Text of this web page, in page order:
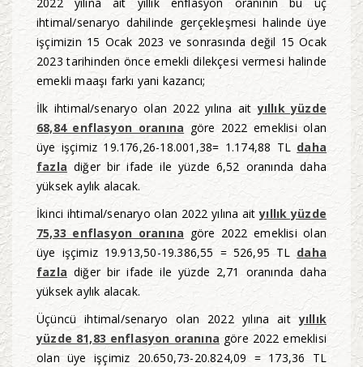
ihtimal/senaryo dahilinde gerçekleşmesi halinde üye
işçimizin 15 Ocak 2023 ve sonrasında değil 15 Ocak
2023 tarihinden önce emekli dilekçesi vermesi halinde
emekli maaşı farkı yani kazancı;
İlk ihtimal/senaryo olan 2022 yılına aityıllık yüzde
68,84 enflasyon oranına göre 2022 emeklisi olan
üye işçimiz 19.176,26-18.001,38= 1.174,88 TL daha
fazla diğer bir ifade ile yüzde 6,52 oranında daha
yüksek aylık alacak.
İkinci ihtimal/senaryo olan 2022 yılına aityıllık yüzde
75,33 enflasyon oranına göre 2022 emeklisi olan
üye işçimiz 19.913,50-19.386,55 = 526,95 TL daha
fazla diğer bir ifade ile yüzde 2,71 oranında daha
yüksek aylık alacak.
Üçüncü ihtimal/senaryo olan 2022 yılına aityıllık
yüzde 81,83 enflasyon oranına göre 2022 emeklisi
olan üye işçimiz 20.650,73-20.824,09 = 173,36 TL